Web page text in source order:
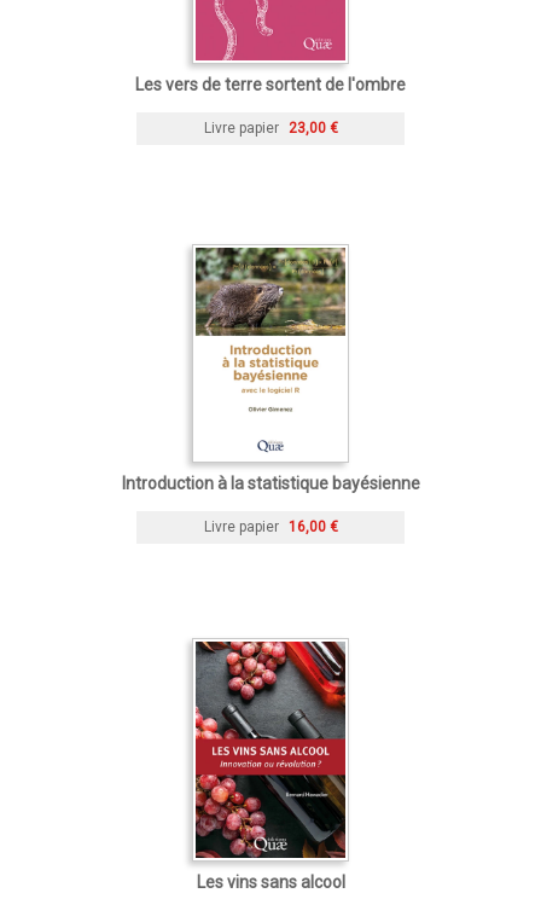
Les vers de terre sortent de l'ombre
Livre papier 23,00 €
Introduction à la statistique bayésienne
Livre papier 16,00 €
Les vins sans alcool